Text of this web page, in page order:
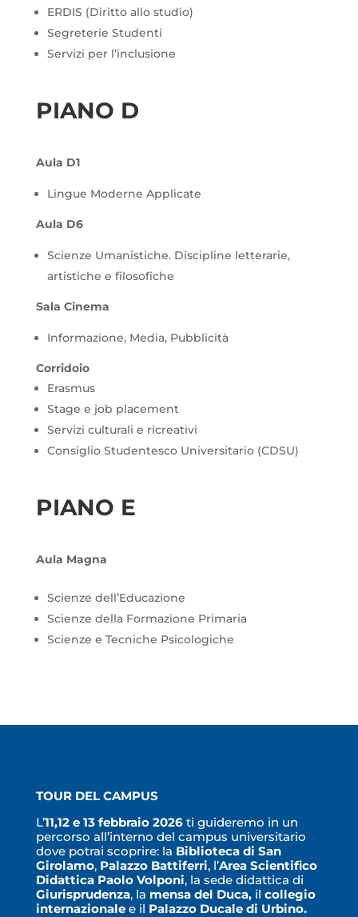
ERDIS (Diritto allo studio)
Segreterie Studenti
Servizi per l’inclusione
PIANO D
Aula D1
Lingue Moderne Applicate
Aula D6
Scienze Umanistiche. Discipline letterarie,
artistiche e filosofiche
Sala Cinema
Informazione, Media, Pubblicità
Corridoio
Erasmus
Stage e job placement
Servizi culturali e ricreativi
Consiglio Studentesco Universitario (CDSU)
PIANO E
Aula Magna
Scienze dell’Educazione
Scienze della Formazione Primaria
Scienze e Tecniche Psicologiche
TOUR DEL CAMPUS
L’11,12 e 13 febbraio 2026 ti guideremo in un
percorso all’interno del campus universitario
dove potrai scoprire: la Biblioteca di San
Girolamo, Palazzo Battiferri, l’Area Scientifico
Didattica Paolo Volponi, la sede didattica di
Giurisprudenza, la mensa del Duca,il collegio
internazionale e il Palazzo Ducale di Urbino.